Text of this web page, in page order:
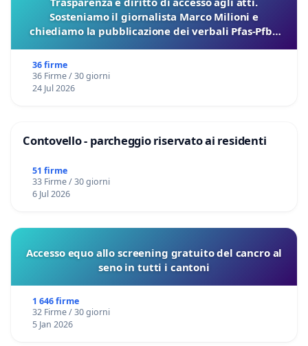
Sosteniamo il giornalista Marco Milioni e
chiediamo la pubblicazione dei verbali Pfas-Pfba
36 firme
36 Firme / 30 giorni
24 Jul 2026
Contovello - parcheggio riservato ai residenti
51 firme
33 Firme / 30 giorni
6 Jul 2026
Accesso equo allo screening gratuito del cancro al
seno in tutti i cantoni
1 646 firme
32 Firme / 30 giorni
5 Jan 2026